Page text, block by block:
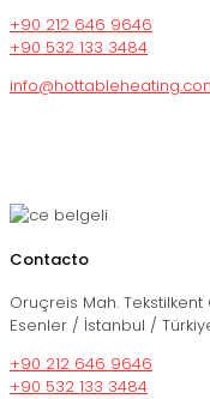
+90 212 646 9646
+90 532 133 3484
Contacto
Oruçreis Mah. Tekstilkent
Esenler / İstanbul /
+90 212 646 9646
+90 532 133 3484